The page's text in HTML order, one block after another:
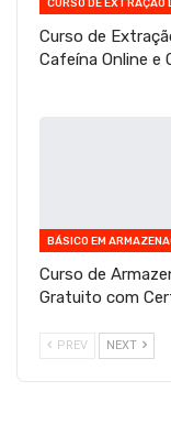
Curso de
Cafeína Online e
BÁSICO EM
Curso de
Gratuito com
PREV NEXT